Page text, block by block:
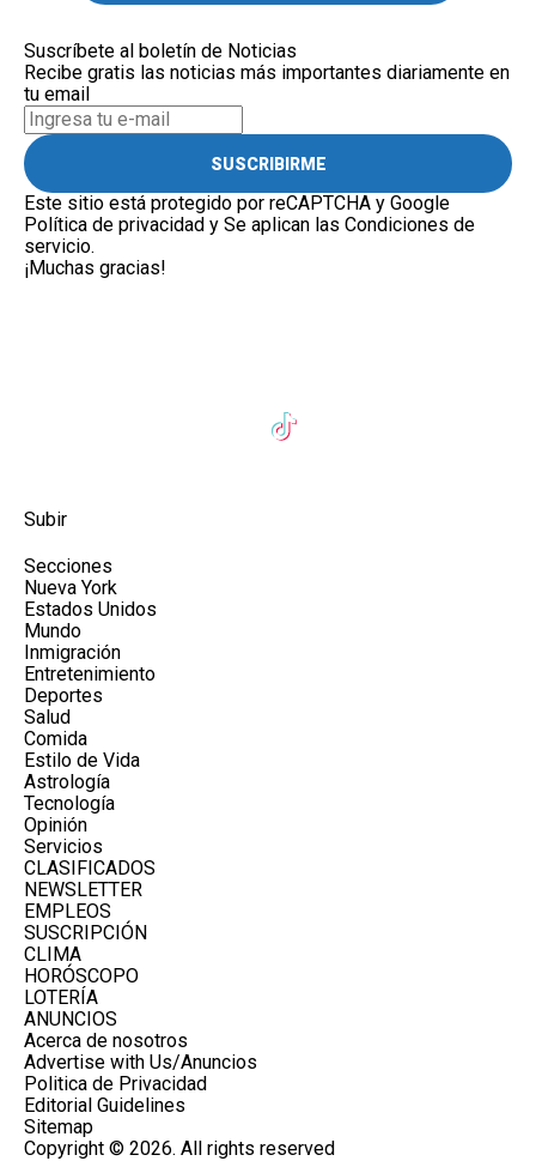
Suscríbete al boletín de Noticias
Recibe gratis las noticias más importantes diariamente en
tu email
SUSCRIBIRME
Este sitio está protegido por reCAPTCHA y Google
Política de privacidad y Se aplican las Condiciones de
servicio.
¡Muchas gracias!
Subir
Secciones
Nueva York
Estados Unidos
Mundo
Inmigración
Entretenimiento
Deportes
Salud
Comida
Estilo de Vida
Astrología
Tecnología
Opinión
Servicios
CLASIFICADOS
NEWSLETTER
EMPLEOS
SUSCRIPCIÓN
CLIMA
HORÓSCOPO
LOTERÍA
ANUNCIOS
Acerca de nosotros
Advertise with Us/Anuncios
Politica de Privacidad
Editorial Guidelines
Sitemap
Copyright © 2026. All rights reserved